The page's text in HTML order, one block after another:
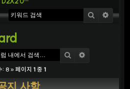
검색 상세
검색
: 8 » 페이지 1 중 1
지 사항